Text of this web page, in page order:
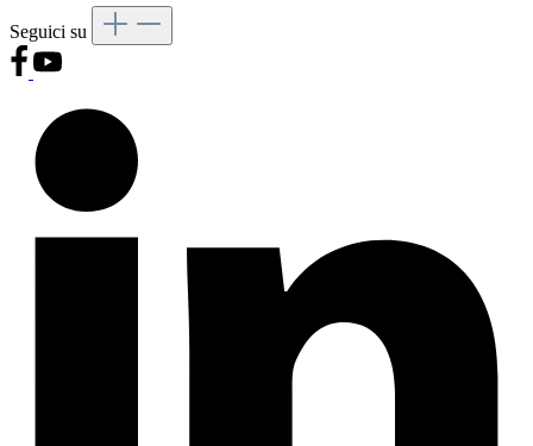
Seguici su